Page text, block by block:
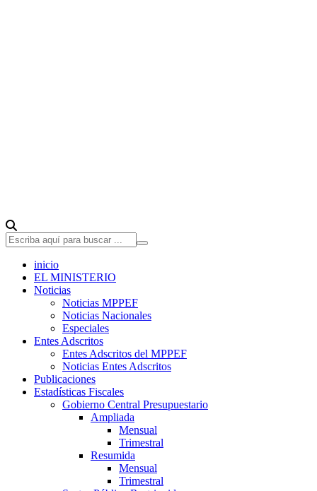
inicio
EL MINISTERIO
Noticias
Noticias MPPEF
Noticias Nacionales
Especiales
Entes Adscritos
Entes Adscritos del MPPEF
Noticias Entes Adscritos
Publicaciones
Estadísticas Fiscales
Gobierno Central Presupuestario
Ampliada
Mensual
Trimestral
Resumida
Mensual
Trimestral